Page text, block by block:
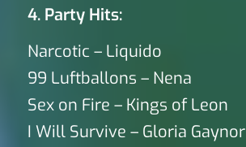
4. Party Hits:
Narcotic – Liquido
99 Luftballons – Nena
Sex on Fire – Kings of Leon
I Will Survive – Gloria Gaynor